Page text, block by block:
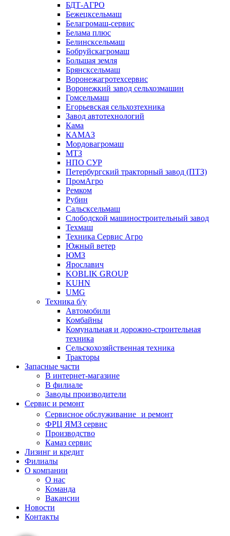
БДТ-АГРО
Бежецксельмаш
Белагромаш-сервис
Белама плюс
Белинсксельмаш
Бобруйскагромаш
Большая земля
Брянсксельмаш
Воронежагротехсервис
Воронежкий завод сельхозмашин
Гомсельмаш
Егорьевская сельхозтехника
Завод автотехнологий
Кама
КАМАЗ
Мордовагромаш
МТЗ
НПО СУР
Петербургский тракторный завод (ПТЗ)
ПромАгро
Ремком
Рубин
Сальскcельмаш
Слободской машиностроительный завод
Техмаш
Техника Сервис Агро
Южный ветер
ЮМЗ
Ярославич
KOBLIK GROUP
KUHN
UMG
Техника б/у
Автомобили
Комбайны
Комунальная и дорожно-строительная
техника
Сельскохозяйственная техника
Тракторы
Запасные части
В интернет-магазине
В филиале
Заводы производители
Сервис и ремонт
Сервисное обслуживание и ремонт
ФРЦ ЯМЗ сервис
Производство
Камаз сервис
Лизинг и кредит
Филиалы
О компании
О нас
Команда
Вакансии
Новости
Контакты